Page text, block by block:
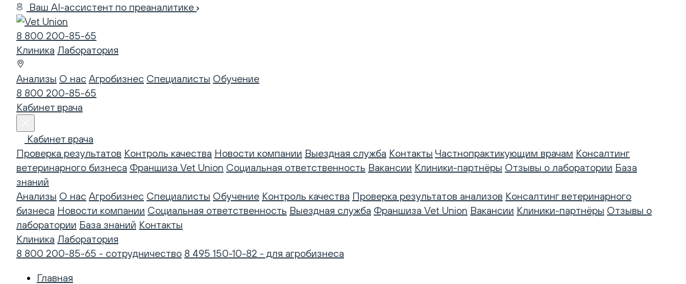
Ваш AI-ассистент по преаналитике
8 800 200-85-65
Клиника Лаборатория
Анализы О нас Агробизнес Специалисты Обучение
8 800 200-85-65
Кабинет врача
Кабинет врача
Проверка результатов Контроль качества Новости компании Выездная служба Контакты Частнопрактикующим врачам Консалтинг
ветеринарного бизнеса Франшиза Vet Union Социальная ответственность Вакансии Клиники-партнёры Отзывы о лаборатории База
знаний
Анализы О нас Агробизнес Специалисты Обучение Контроль качества Проверка результатов анализов Консалтинг ветеринарного
бизнеса Новости компании Социальная ответственность Выездная служба Франшиза Vet Union Вакансии Клиники-партнёры Отзывы о
лаборатории База знаний Контакты
Клиника Лаборатория
8 800 200-85-65 - сотрудничество 8 495 150-10-82 - для агробизнеса
Главная